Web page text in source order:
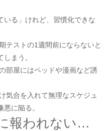
いる」けれど、習慣化できな
テストの1週間前にならないと
まう。
部屋にはベッドや漫画など誘
気合を入れて無理なスケジュ
に陥る。
報われない…